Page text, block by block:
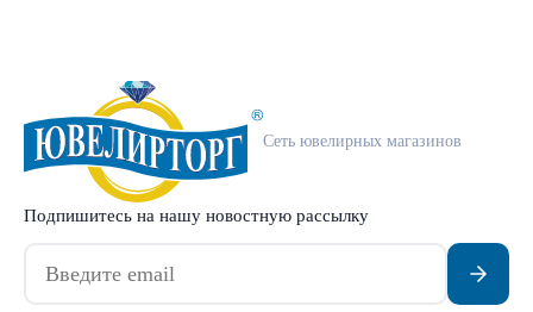
Сеть ювелирных магазинов
Подпишитесь на нашу новостную рассылку